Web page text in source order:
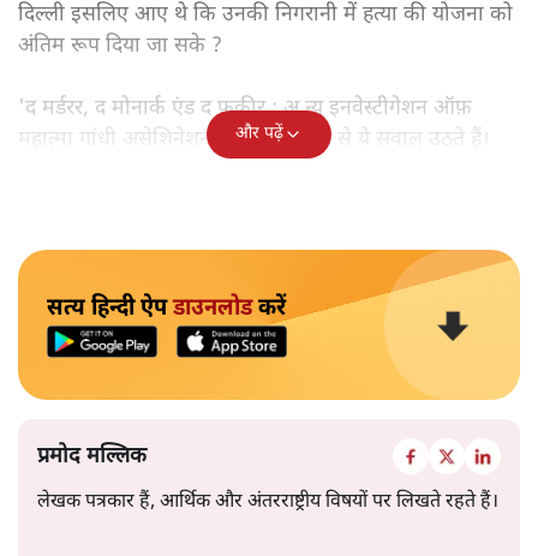
दिल्ली इसलिए आए थे कि उनकी निगरानी में हत्या की योजना को
अंतिम रूप दिया जा सके ?
'द मर्डरर, द मोनार्क एंड द फ़कीर : अ न्यू इनवेस्टीगेशन ऑफ़
महात्मा गांधी असेशिनेशन' नामक किताब से ये सवाल उठते हैं।
और पढ़ें
सत्य हिन्दी ऐपडाउनलोडकरें
प्रमोद मल्लिक
लेखक पत्रकार हैं, आर्थिक और अंतरराष्ट्रीय विषयों पर लिखते रहते हैं।